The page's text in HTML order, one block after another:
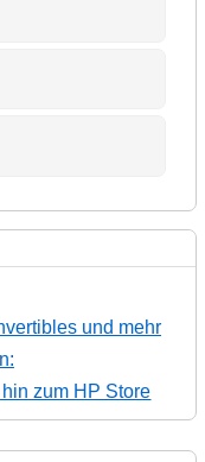
und mehr
zum HP Store